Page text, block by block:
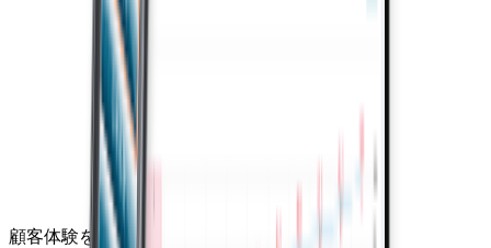
立ち上げ志向
顧客体験を主導